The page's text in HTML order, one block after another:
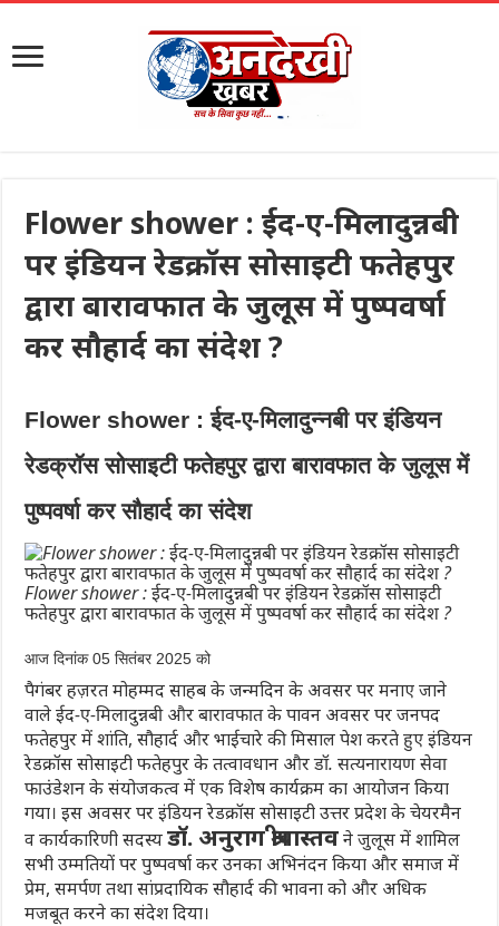
Flower shower : ईद-ए-मिलादुन्नबी
पर इंडियन रेडक्रॉस सोसाइटी फतेहपुर
द्वारा बारावफात के जुलूस में पुष्पवर्षा
कर सौहार्द का संदेश ?
Flower shower : ईद-ए-मिलादुन्नबी पर इंडियन
रेडक्रॉस सोसाइटी फतेहपुर द्वारा बारावफात के जुलूस में
पुष्पवर्षा कर सौहार्द का संदेश
Flower shower : ईद-ए-मिलादुन्नबी पर इंडियन रेडक्रॉस सोसाइटी
फतेहपुर द्वारा बारावफात के जुलूस में पुष्पवर्षा कर सौहार्द का संदेश ?
आज दिनांक 05 सितंबर 2025 को
पैगंबर हज़रत मोहम्मद साहब के जन्मदिन के अवसर पर मनाए जाने
वालेईद-ए-मिलादुन्नबीऔरबारावफातके पावन अवसर पर जनपद
फतेहपुर में शांति, सौहार्द और भाईचारे की मिसाल पेश करते हुए इंडियन
रेडक्रॉस सोसाइटी फतेहपुर के तत्वावधान औरडॉ. सत्यनारायण सेवा
फाउंडेशनके संयोजकत्व में एक विशेष कार्यक्रम का आयोजन किया
गया। इस अवसर पर इंडियन रेडक्रॉस सोसाइटी उत्तर प्रदेश के चेयरमैन
व कार्यकारिणी सदस्यडॉ. अनुराग श्रीवास्तवने जुलूस में शामिल
सभी उम्मतियों पर पुष्पवर्षा कर उनका अभिनंदन किया और समाज में
प्रेम, समर्पण तथा सांप्रदायिक सौहार्द की भावना को और अधिक
मजबूत करने का संदेश दिया।